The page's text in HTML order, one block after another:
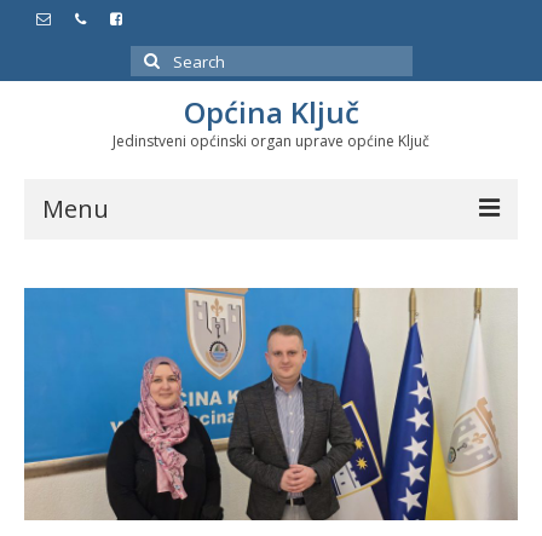
Search
for:
Općina Ključ
Jedinstveni općinski organ uprave općine Ključ
Menu
Službeni glasnici
Javne nabavke
Značajni datumi i manifestacije
Program energetske efikasnosti u stambenom
sektoru